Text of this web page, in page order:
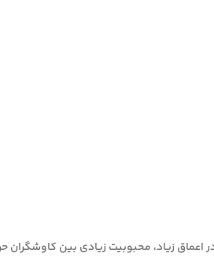
زیاد، محبوبیت زیادی بین کاوشگران